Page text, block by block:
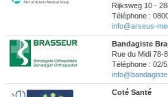
Rijksweg 10 -
Téléphone :
info@arseus-
Bandagiste
Rue du Midi 78-
Téléphone : 02/
Coté Santé